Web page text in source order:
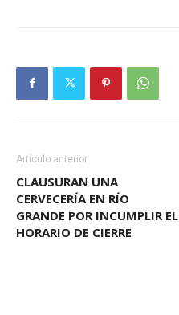
Artículo anterior
CLAUSURAN UNA
CERVECERÍA EN RÍO
GRANDE POR INCUMPLIR EL
HORARIO DE CIERRE